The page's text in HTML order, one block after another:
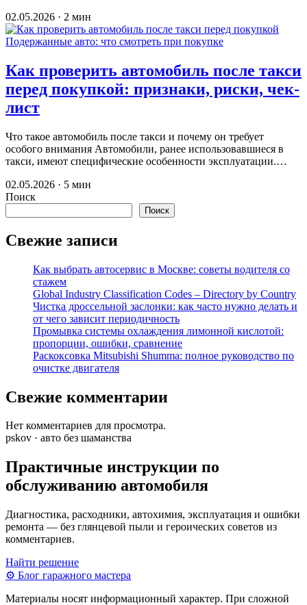
02.05.2026 · 2 мин
Подержанные авто: что смотреть при покупке
Как проверить автомобиль после такси
перед покупкой: признаки, риски, чек-
лист
Что такое автомобиль после такси и почему он требует
особого внимания Автомобили, ранее использовавшиеся в
такси, имеют специфические особенности эксплуатации.…
02.05.2026 · 5 мин
Поиск
Поиск
Свежие записи
Как выбрать автосервис в Москве: советы водителя со
стажем
Global Industry Classification Codes – Directory by Country
Чистка дроссельной заслонки: как часто нужно делать и
от чего зависит периодичность
Промывка системы охлаждения лимонной кислотой:
пропорции, ошибки, сравнение
Раскоксовка Mitsubishi Shumma: полное руководство по
очистке двигателя
Свежие комментарии
Нет комментариев для просмотра.
pskov · авто без шаманства
Практичные инструкции по
обслуживанию автомобиля
Диагностика, расходники, автохимия, эксплуатация и ошибки
ремонта — без глянцевой пыли и героических советов из
комментариев.
Найти решение
⚙ Блог гаражного мастера
Материалы носят информационный характер. При сложной